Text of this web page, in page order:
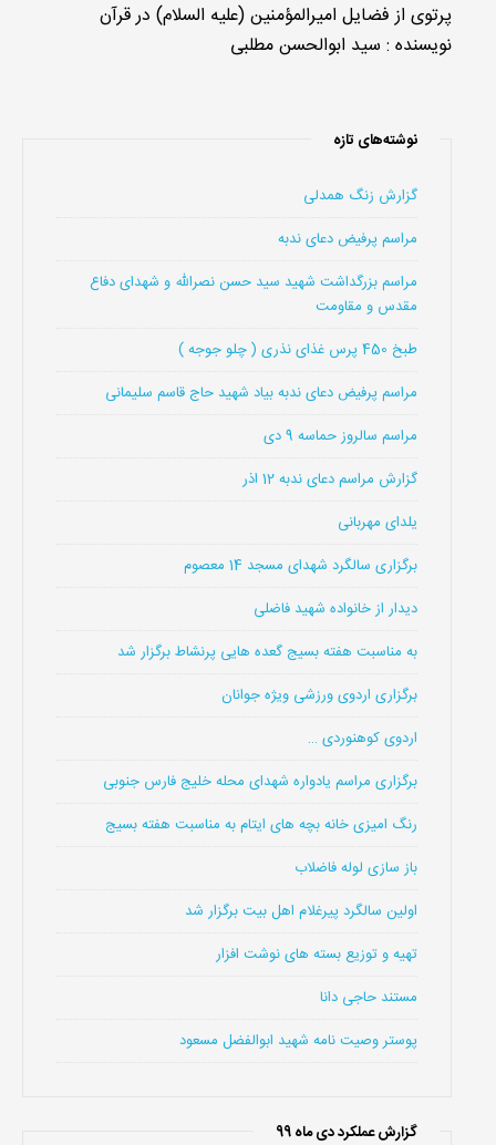
پرتوی از فضایل امیرالمؤمنین (علیه السلام) در قرآن
نویسنده : سید ابوالحسن مطلبی
نوشته‌های تازه
گزارش زنگ همدلی
مراسم پرفیض دعای ندبه
مراسم بزرگداشت شهید سید حسن نصرالله و شهدای دفاع
مقدس و مقاومت
طبخ 450 پرس غذای نذری ( چلو جوجه )
مراسم پرفیض دعای ندبه بیاد شهید حاج قاسم سلیمانی
مراسم سالروز حماسه 9 دی
گزارش مراسم دعای ندبه 12 اذر
یلدای مهربانی
برگزاری سالگرد شهدای مسجد 14 معصوم
دیدار از خانواده شهید فاضلی
به مناسبت هفته بسیج گعده هایی پرنشاط برگزار شد
برگزاری اردوی ورزشی ویژه جوانان
اردوی کوهنوردی …
برگزاری مراسم یادواره شهدای محله خلیج فارس جنوبی
رنگ امیزی خانه بچه های ایتام به مناسبت هفته بسیج
باز سازی لوله فاضلاب
اولین سالگرد پیرغلام اهل بیت برگزار شد
تهیه و توزیع بسته های نوشت افزار
مستند حاجی دانا
پوستر وصیت نامه شهید ابوالفضل مسعود
گزارش عملکرد دی ماه 99